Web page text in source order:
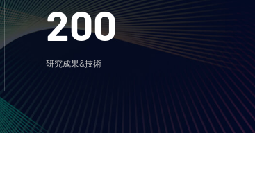
200
研究成果&技術